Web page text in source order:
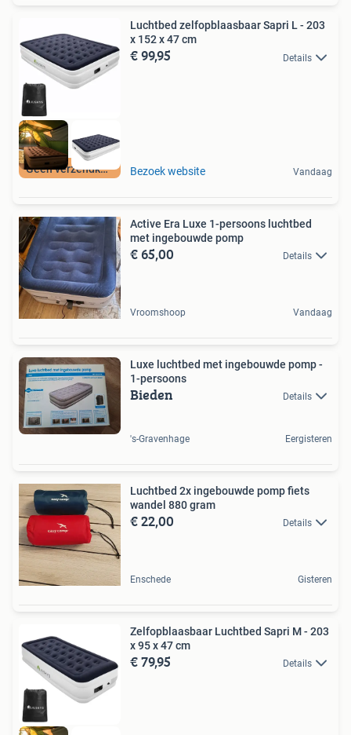
Geen verzendkosten
Luchtbed zelfopblaasbaar Sapri L - 203
x 152 x 47 cm
€ 99,95 Details
Bezoek website Vandaag
Active Era Luxe 1-persoons luchtbed
met ingebouwde pomp
€ 65,00 Details
Vroomshoop Vandaag
Luxe luchtbed met ingebouwde pomp -
1-persoons
Bieden Details
's-Gravenhage Eergisteren
Luchtbed 2x ingebouwde pomp fiets
wandel 880 gram
€ 22,00 Details
Enschede Gisteren
Zelfopblaasbaar Luchtbed Sapri M - 203
x 95 x 47 cm
€ 79,95 Details